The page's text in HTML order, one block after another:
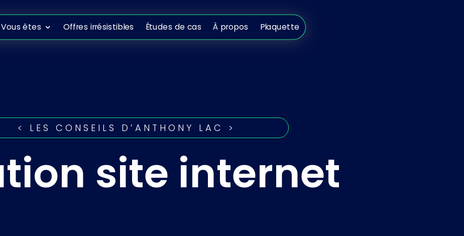
Vous êtes Offres irrésistibles Études de cas À propos Plaquette
Vous êtes Offres irrésistibles Études de cas À propos Plaquette
< LES CONSEILS D’ANTHONY LAC >
site internet